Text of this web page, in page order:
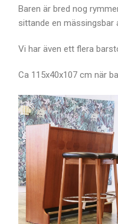
Baren är bred nog
sittande en mässingsbar
Vi har även ett flera
Ca 115x40x107 cm när